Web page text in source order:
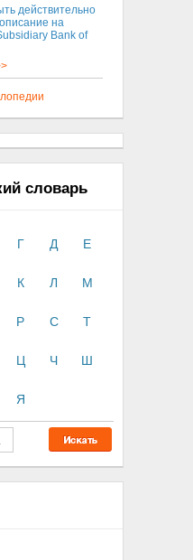
действительно
на
Bank of
словарь
Г Д Е
К Л М
Р С Т
Ц Ч Ш
Я